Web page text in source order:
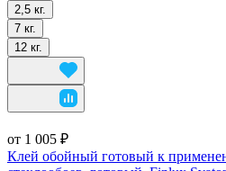
2,5 кг.
7 кг.
12 кг.
от 1 005 ₽
Клей обойный готовый к